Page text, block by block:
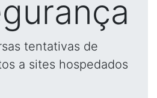
tentativas de
a sites hospedados